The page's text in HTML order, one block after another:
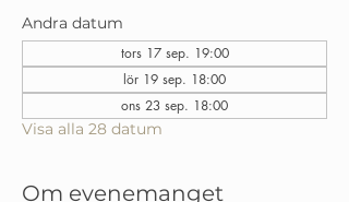
Andra datum
tors 17 sep. 19:00
lör 19 sep. 18:00
ons 23 sep. 18:00
Visa alla 28 datum
Om evenemanget